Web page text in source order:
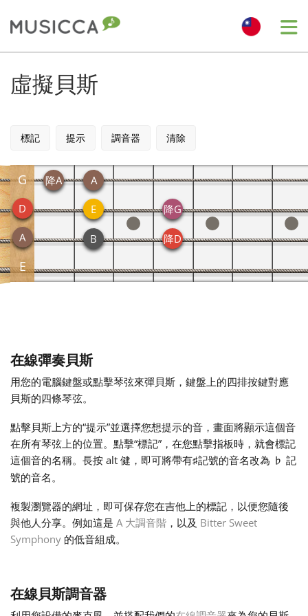
Deutsch
English
한국어
हिन्दी
Italiano
日本語
Português
虛擬貝斯
標記 提示 調音器 清除
G
D
A
E
降A A
E
B
降G
降D
在線彈奏貝斯
用您的電腦鍵盤或點擊琴弦來彈貝斯，鍵盤上的四排按鍵對應
貝斯的四條琴弦。
點擊貝斯上方的“提示”並選擇您想提示的音，畫面將顯示這個音
在所有琴弦上的位置。點擊“標記”，在您點擊指板時，就會標記
這個音的名稱。長按 alt 健，即可將帶有♯記號的音名改為 ♭ 記
號的音名。
複製瀏覽器的網址，即可保存您在吉他上的標記，以便您隨後
與他人分享。例如這是 A 大調音階 ，以及 Bitter Sweet
Symphony 的低音組成。
在線貝斯調音器